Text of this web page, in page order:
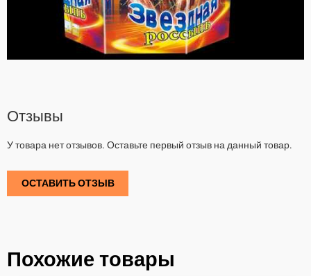
Отзывы
У товара нет отзывов. Оставьте первый отзыв на данный товар.
ОСТАВИТЬ ОТЗЫВ
Похожие товары